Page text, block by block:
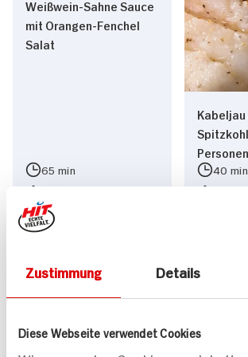
Zustimmung Details
Diese Webseite verwendet Cookies
Weißwein-Sahne Sauce
mit Orangen-Fenchel
Salat
65 min
Leicht
Kabeljau
Personen
40 min